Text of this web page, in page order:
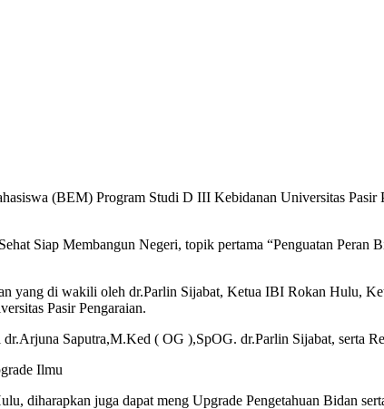
(BEM) Program Studi D III Kebidanan Universitas Pasir
Siap Membangun Negeri, topik pertama “Penguatan Peran
yang di wakili oleh dr.Parlin Sijabat, Ketua IBI Rokan Hulu,
Pasir Pengaraian.
Saputra,M.Ked ( OG ),SpOG. dr.Parlin Sijabat, serta
Ilmu
diharapkan juga dapat meng Upgrade Pengetahuan Bidan